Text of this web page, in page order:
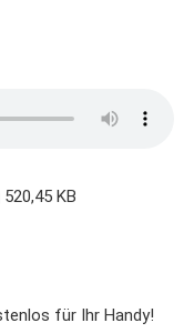
520,45 KB
für Ihr Handy!